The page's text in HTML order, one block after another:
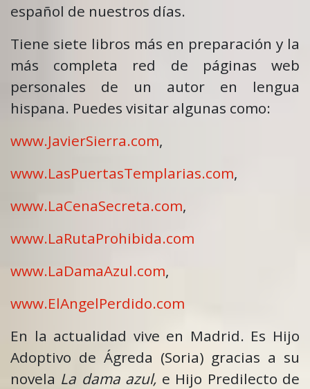
español de nuestros días.
Tiene siete libros más en preparación y la
más completa red de páginas web
personales de un autor en lengua
hispana. Puedes visitar algunas como:
www.JavierSierra.com,
www.LasPuertasTemplarias.com,
www.LaCenaSecreta.com,
www.LaRutaProhibida.com
www.LaDamaAzul.com,
www.ElAngelPerdido.com
En la actualidad vive en Madrid. Es Hijo
Adoptivo de Ágreda (Soria) gracias a su
novela La dama azul, e Hijo Predilecto de